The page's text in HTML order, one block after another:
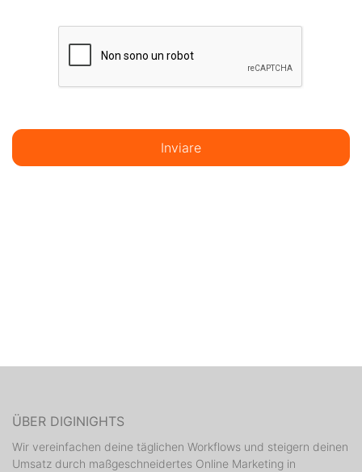
Inviare
ÜBER DIGINIGHTS
Wir vereinfachen deine täglichen Workflows und steigern deinen
Umsatz durch maßgeschneidertes Online Marketing in